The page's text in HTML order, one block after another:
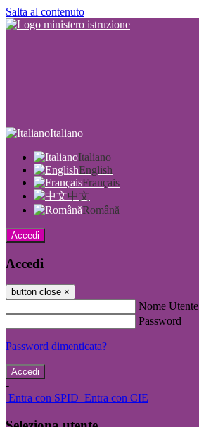
Salta al contenuto
Italiano
Italiano
English
Français
中文
Română
Accedi
Accedi
button close ×
Nome Utente
Password
Password dimenticata?
-
Entra con SPID Entra con CIE